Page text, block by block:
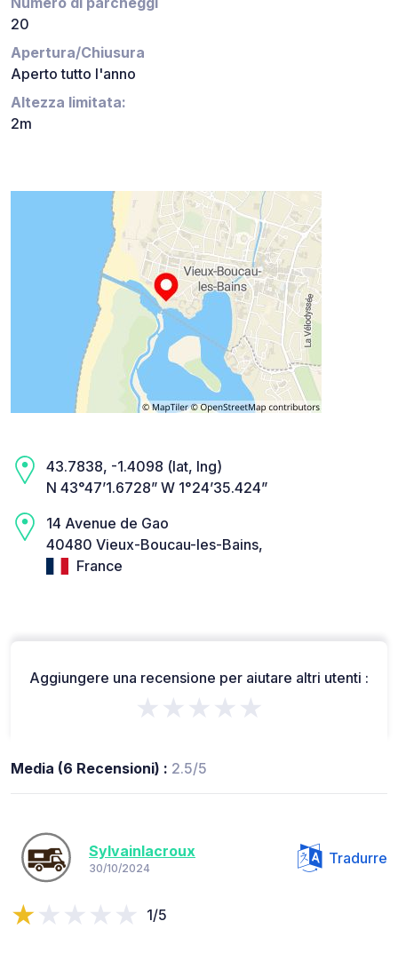
20
Apertura/Chiusura
Aperto tutto l'anno
Altezza limitata:
2m
43.7838, -1.4098 (lat, lng)
N 43°47’1.6728” W 1°24’35.424”
14 Avenue de Gao
40480 Vieux-Boucau-les-Bains,
France
Aggiungere una recensione per aiutare altri utenti :
★★★★★
Media (6 Recensioni) : 2.5/5
Sylvainlacroux
30/10/2024
Tradurre
1/5